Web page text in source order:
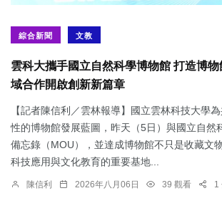
綜合新聞 文教
雲科大攜手國立自然科學博物館 打造博
域合作開啟創新新篇章
【記者陳信利／雲林報導】國立雲林科技大學
性的博物館發展藍圖，昨天（5日）與國立自然
備忘錄（MOU），並達成博物館不只是收藏文
科技應用與文化教育的重要基地...
陳信利 2026年八月06日 39 觀看 1